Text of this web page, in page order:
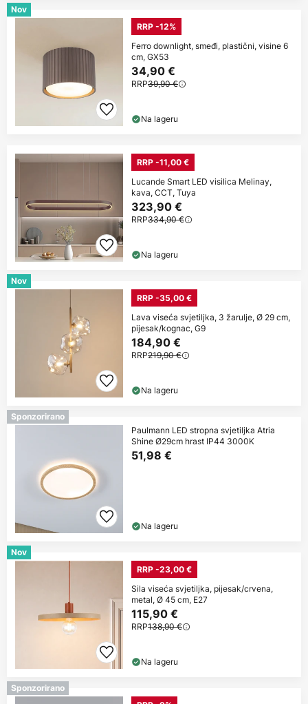
Nov
RRP -12%
Ferro downlight, smeđi, plastični, visine 6
cm, GX53
34,90 €
RRP39,90 €
Na lageru
RRP -11,00 €
Lucande Smart LED visilica Melinay,
kava, CCT, Tuya
323,90 €
RRP334,90 €
Na lageru
Nov
RRP -35,00 €
Lava viseća svjetiljka, 3 žarulje, Ø 29 cm,
pijesak/kognac, G9
184,90 €
RRP219,90 €
Na lageru
Sponzorirano
Paulmann LED stropna svjetiljka Atria
Shine Ø29cm hrast IP44 3000K
51,98 €
Na lageru
Nov
RRP -23,00 €
Sila viseća svjetiljka, pijesak/crvena,
metal, Ø 45 cm, E27
115,90 €
RRP138,90 €
Na lageru
Sponzorirano